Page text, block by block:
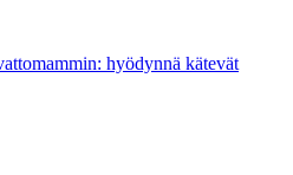
hyödynnä kätevät